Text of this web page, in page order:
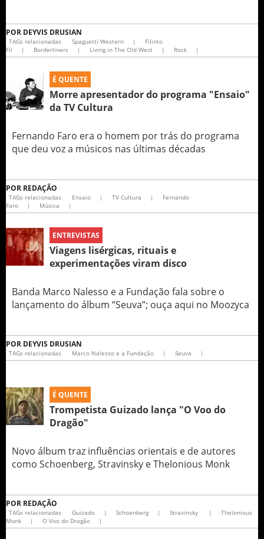
POR DEYVIS DRUSIAN
TAGs relacionadas Spaguetti Western |
Filinto
Fil
| Borderlinerz | Living in The Old West | Rock |
É QUENTE
Morre apresentador do programa "Ensaio"
da TV Cultura
Fernando Faro era o homem por trás do programa
que deu voz a músicos nas últimas décadas
POR REDAÇÃO
TAGs relacionadas Ensaio | TV Cultura |
Fernando
Faro
| Música |
ENTREVISTAS
Viagens lisérgicas, rituais e
experimentações viram disco
Banda Marco Nalesso e a Fundação fala sobre o
lançamento do álbum “Seuva”; ouça aqui no Moozyca
POR DEYVIS DRUSIAN
TAGs relacionadas Marco Nalesso e a Fundação | Seuva |
É QUENTE
Trompetista Guizado lança "O Voo do
Dragão"
Novo álbum traz influências orientais e de autores
como Schoenberg, Stravinsky e Thelonious Monk
POR REDAÇÃO
TAGs relacionadas Guizado | Schoenberg | Stravinsky |
Thelonious
Monk
| O Voo do Dragão |